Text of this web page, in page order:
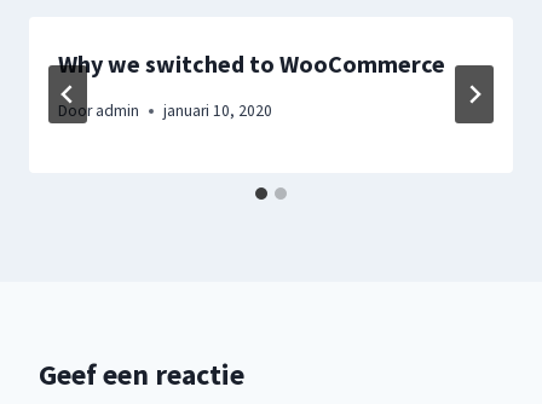
Why we switched to WooCommerce
Door admin januari 10, 2020
Geef een reactie